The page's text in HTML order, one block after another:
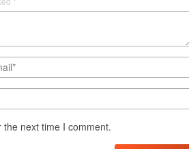
next time I comment.